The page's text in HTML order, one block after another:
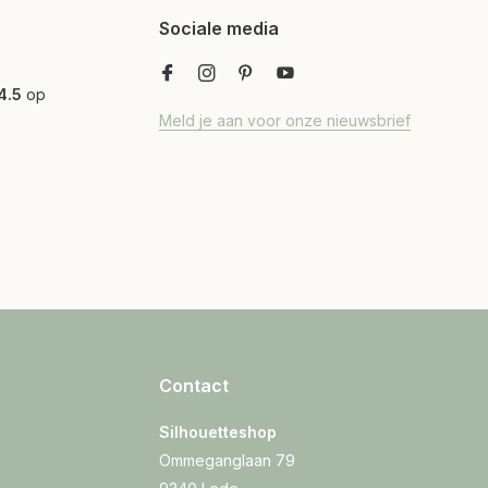
op
Sociale media
Meld je aan voor onze nieuwsbrief
Contact
Silhouetteshop
Ommeganglaan 79